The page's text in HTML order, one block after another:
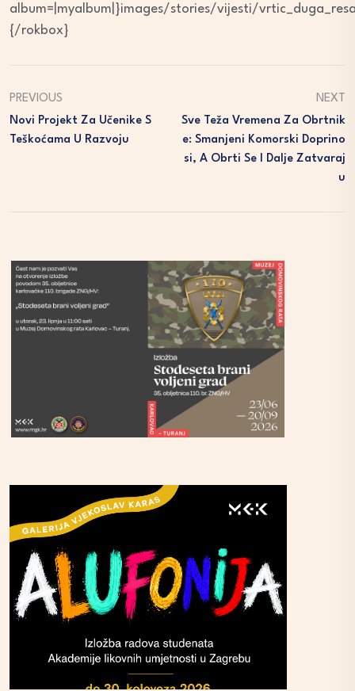
album=|myalbum|}images/stories/vijesti/
{/rokbox}
PREVIOUS
Novi Projekt Za Učenike S
Teškoćama U Razvoju
NEXT
Sve Teža Vremena Za Obrtnik
E: Smanjeni Komorski Doprino
Si, A Obrti Se I Dalje Zatvaraj
U